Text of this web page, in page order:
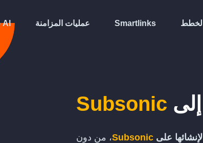
قائمة AI عمليات المزامنة Smartlinks الخطط
إلى Subsonic
لإنشائها على Subsonic، من دون